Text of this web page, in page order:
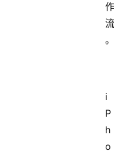
作
流
。
i
P
h
o